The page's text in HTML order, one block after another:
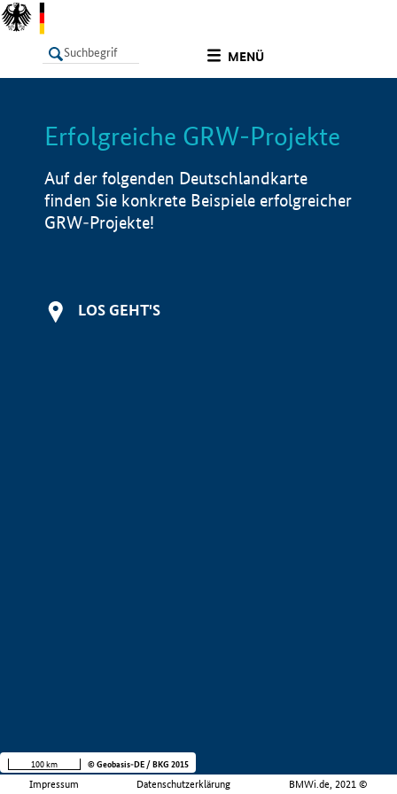
MENÜ
LISTE Info
Erfolgreiche GRW-Projekte
Auf der folgenden Deutschlandkarte
finden Sie konkrete Beispiele erfolgreicher
GRW-Projekte!
LOS GEHT'S
Impressum Datenschutzerklärung BMWi.de, 2021 ©
100 km © Geobasis-DE / BKG 2015